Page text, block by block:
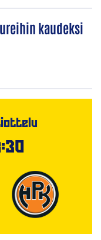
kaudeksi